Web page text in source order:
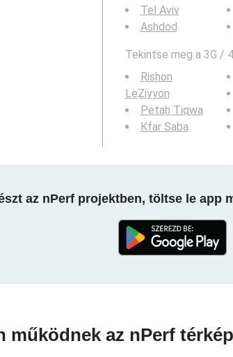
Tel Aviv
Ashdod
Tekintse meg a 3G /
Rishon
LeẔiyyon
Petaẖ Tiqwa
Kfar Saba
az nPerf projektben, töltse le app
működnek az nPerf